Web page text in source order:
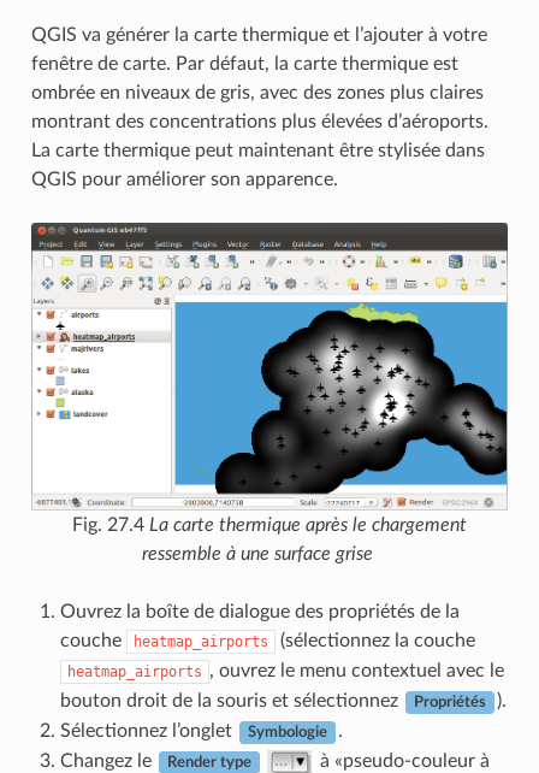
QGIS va générer la carte thermique et l’ajouter à votre
fenêtre de carte. Par défaut, la carte thermique est
ombrée en niveaux de gris, avec des zones plus claires
montrant des concentrations plus élevées d’aéroports.
La carte thermique peut maintenant être stylisée dans
QGIS pour améliorer son apparence.
Fig. 27.4 La carte thermique après le chargement
ressemble à une surface grise
Ouvrez la boîte de dialogue des propriétés de la
couche
heatmap_airports (sélectionnez la couche
heatmap_airports , ouvrez le menu contextuel avec le
bouton droit de la souris et sélectionnez
Propriétés
).
Sélectionnez l’onglet
Symbologie
.
Changez le
Render type
à «pseudo-couleur à